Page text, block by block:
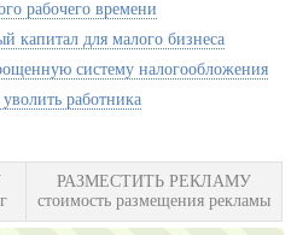
рабочего времени
капитал для малого бизнеса
систему налогообложения
работника
РАЗМЕСТИТЬ РЕКЛАМУ
стоимость размещения рекламы